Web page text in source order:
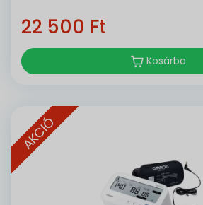
22 500 Ft
Kosárba
AKCIÓ